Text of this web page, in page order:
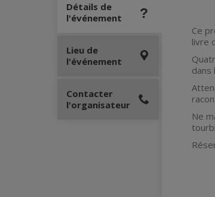
Détails de
l'événement
Ce
livre
dans
Ne
Lieu de
l'événement
Contacter
l'organisateur